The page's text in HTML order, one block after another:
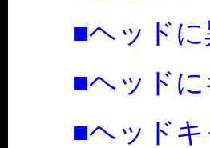
■ヘッド
■ヘッド
■ヘッド